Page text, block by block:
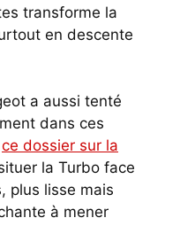
transforme la
en descente
a aussi tenté
dans ces
ce dossier sur la
la Turbo face
plus lisse mais
à mener